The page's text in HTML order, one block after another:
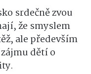
srdečně zvou
že smyslem
ale především
dětí o